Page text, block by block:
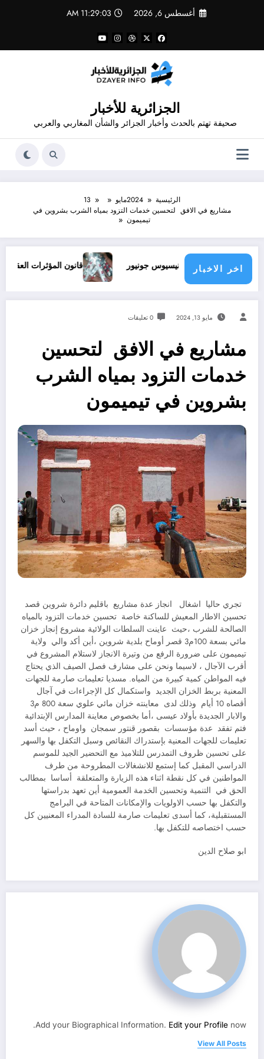
أغسطس 6, 2026 11:29:03 AM
الجزائرية للأخبار
صحيفة تهتم بالحدث وأخبار الجزائر والشأن المغاربي والعربي
الرئيسية 2024مايو
13
مشاريع في الافق لتحسين خدمات التزود بمياه الشرب بشروين في
تيميمون
اخر الاخبار
يقود ملف فينيسيوس جونيور قانون المؤثرات العقلية في الجزائر
مايو 13, 2024 0 تعليقات
مشاريع في الافق لتحسين
خدمات التزود بمياه الشرب
بشروين في تيميمون
تجري حاليا اشغال انجاز عدة مشاريع باقليم دائرة شروين قصد
تحسين الاطار المعيش للساكنة خاصة تحسين خدمات التزود بالمياه
الصالحة للشرب ،حيث عاينت السلطات الولائية مشروع إنجاز خزان
مائي بسعة 100م3 قصر أوماح بلدية شروين ،أين أكد والي ولاية
تيميمون على ضرورة الرفع من وتيرة الانجاز لاستلام المشروع في
أقرب الآجال ، لاسيما ونحن على مشارف فصل الصيف الذي يحتاج
فيه المواطن كمية كبيرة من المياه. مسديا تعليمات صارمة للجهات
المعنية بربط الخزان الجديد واستكمال كل الإجراءات في آجال
أقصاه 10 أيام وذلك لدى معاينته خزان مائي علوي سعة 800 م3
والابار الجديدة بأولاد عيسى ،أما بخصوص معاينة المدارس الإبتدائية
فتم تفقد عدة مؤسسات بقصور قنتور سمجان واوماح ، حيث أسد
تعليمات للجهات المعنية بإستدراك النقائص وسبل التكفل بها والسهر
على تحسين ظروف التمدرس للتلاميذ مع التحضير الجيد للموسم
الدراسي المقبل كما إستمع للانشغالات المطروحة من طرف
المواطنين في كل نقطة اثناء هذه الزيارة والمتعلقة أساسا بمطالب
الحق في التنمية وتحسين الخدمة العمومية أين تعهد بدراستها
والتكفل بها حسب الاولويات والإمكانات المتاحة في البرامج
المستقبلية، كما أسدى تعليمات صارمة للسادة المدراء المعنيين كل
حسب اختصاصه للتكفل بها.
ابو صلاح الدين
Add your Biographical Information. Edit your Profile now.
View All Posts